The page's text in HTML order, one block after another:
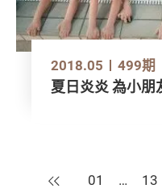
2018.05 499期
夏日炎炎
上一頁
01 … 13